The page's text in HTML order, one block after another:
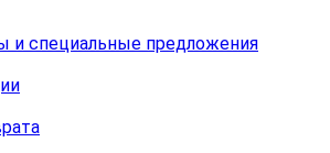
и специальные предложения